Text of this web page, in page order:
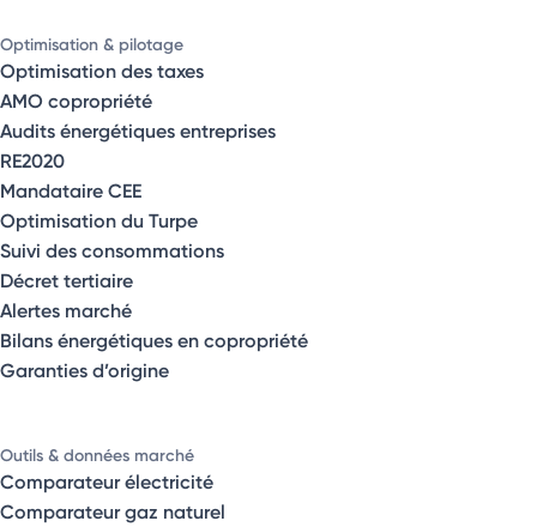
Optimisation & pilotage
Optimisation des taxes
AMO copropriété
Audits énergétiques entreprises
RE2020
Mandataire CEE
Optimisation du Turpe
Suivi des consommations
Décret tertiaire
Alertes marché
Bilans énergétiques en copropriété
Garanties d’origine
Outils & données marché
Comparateur électricité
Comparateur gaz naturel